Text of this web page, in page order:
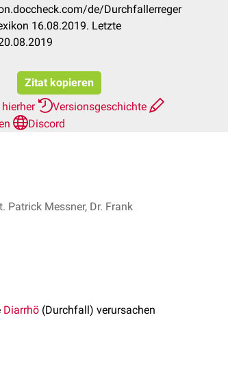
de/Durchfallerreger
16.08.2019. Letzte
Zitat kopieren
Versionsgeschichte
Discord
Patrick Messner, Dr. Frank
Diarrhö (Durchfall) verursachen